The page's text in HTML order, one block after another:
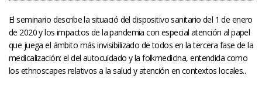
El seminario describe la situació del dispositivo sanitario del 1 de enero
de 2020 y los impactos de la pandemia con especial atención al papel
que juega el ámbito más invisibilizado de todos en la tercera fase de la
medicalización: el del autocuidado y la folkmedicina, entendida como
los ethnoscapes relativos a la salud y atención en contextos locales..